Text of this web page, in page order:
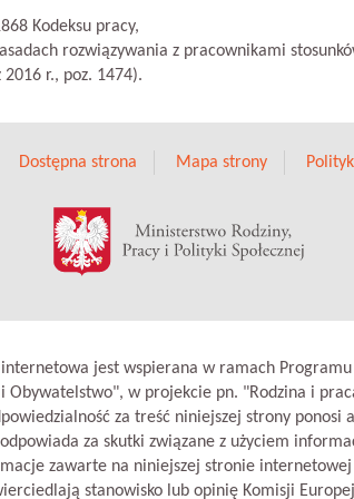
Kodeksu pracy,
rozwiązywania z pracownikami
r., poz. 1474).
Dostępna strona Mapa strony
jest wspierana w ramach
Obywatelstwo", w projekcie pn. "Rodzina i
za treść niniejszej strony ponosi
za skutki związane z użyciem
zawarte na niniejszej stronie internetowej
stanowisko lub opinię Komisji